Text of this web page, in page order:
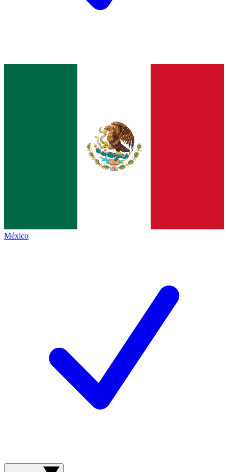
México